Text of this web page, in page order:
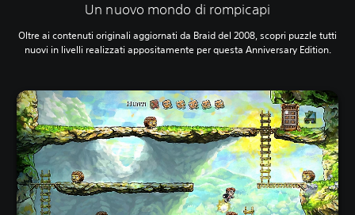
Un nuovo mondo di rompicapi
Oltre ai contenuti originali aggiornati da Braid del 2008, scopri puzzle tutti
nuovi in livelli realizzati appositamente per questa Anniversary Edition.